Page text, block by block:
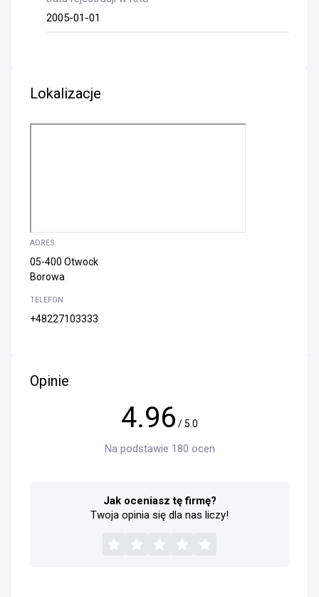
2005-01-01
Lokalizacje
ADRES
05-400 Otwock
Borowa
TELEFON
+48227103333
Opinie
4.96 / 5.0
Na podstawie 180 ocen
Jak oceniasz tę firmę?
Twoja opinia się dla nas liczy!